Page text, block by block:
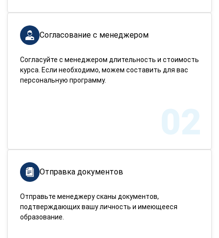
Согласование с менеджером
Согласуйте с менеджером длительность и стоимость
курса. Если необходимо, можем составить для вас
персональную программу.
02
Отправка документов
Отправьте менеджеру сканы документов,
подтверждающих вашу личность и имеющееся
образование.